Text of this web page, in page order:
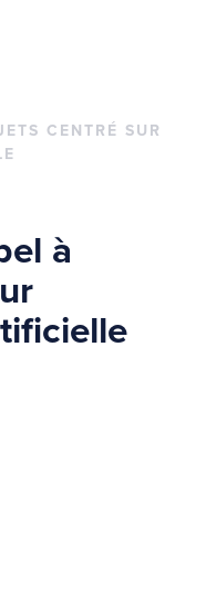
CENTRÉ SUR
à